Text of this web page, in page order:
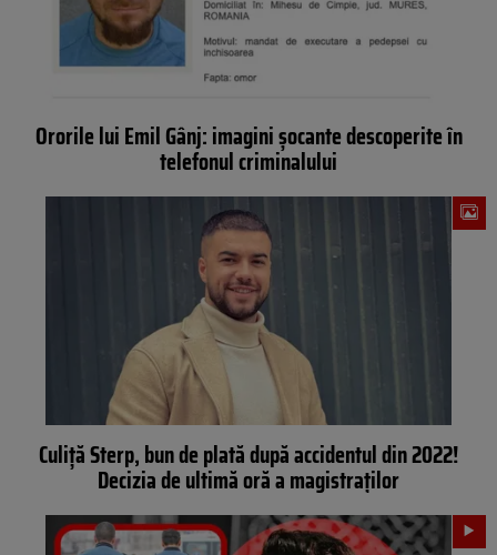
Ororile lui Emil Gânj: imagini șocante descoperite în
telefonul criminalului
Culiță Sterp, bun de plată după accidentul din 2022!
Decizia de ultimă oră a magistraților